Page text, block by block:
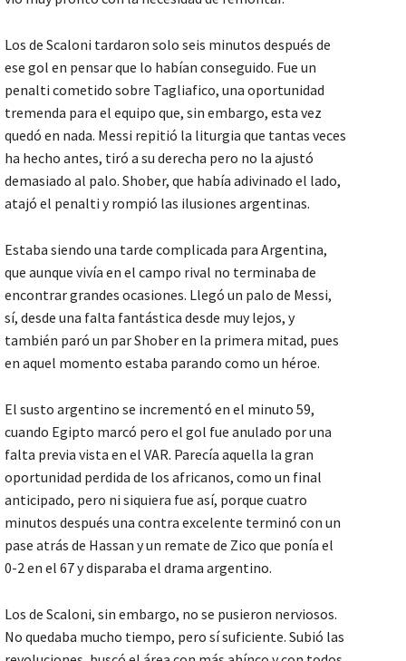
Los de Scaloni tardaron solo seis minutos después de
ese gol en pensar que lo habían conseguido. Fue un
penalti cometido sobre Tagliafico, una oportunidad
tremenda para el equipo que, sin embargo, esta vez
quedó en nada. Messi repitió la liturgia que tantas veces
ha hecho antes, tiró a su derecha pero no la ajustó
demasiado al palo. Shober, que había adivinado el lado,
atajó el penalti y rompió las ilusiones argentinas.
Estaba siendo una tarde complicada para Argentina,
que aunque vivía en el campo rival no terminaba de
encontrar grandes ocasiones. Llegó un palo de Messi,
sí, desde una falta fantástica desde muy lejos, y
también paró un par Shober en la primera mitad, pues
en aquel momento estaba parando como un héroe.
El susto argentino se incrementó en el minuto 59,
cuando Egipto marcó pero el gol fue anulado por una
falta previa vista en el VAR. Parecía aquella la gran
oportunidad perdida de los africanos, como un final
anticipado, pero ni siquiera fue así, porque cuatro
minutos después una contra excelente terminó con un
pase atrás de Hassan y un remate de Zico que ponía el
0-2 en el 67 y disparaba el drama argentino.
Los de Scaloni, sin embargo, no se pusieron nerviosos.
No quedaba mucho tiempo, pero sí suficiente. Subió las